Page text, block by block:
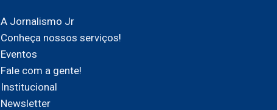
A Jornalismo Jr
Conheça nossos serviços!
Eventos
Fale com a gente!
Institucional
Newsletter